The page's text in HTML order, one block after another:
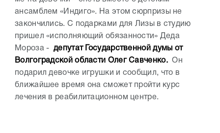
ансамблем «Индиго». На этом сюрпризы не
закончились. С подарками для Лизы в студию
пришел «исполняющий обязанности» Деда
Мороза -
депутат Государственной думы от
Волгоградской области Олег Савченко.Он
подарил девочке игрушки и сообщил, что в
ближайшее время она сможет пройти курс
лечения в реабилитационном центре.